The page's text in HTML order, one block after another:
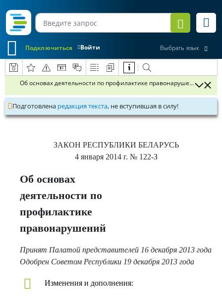
Войти
Подключиться Выбрать язык
Об основах деятельности по профилактике правонарушений
Подготовлена редакция текста, не вступившая в силу!
ЗАКОН РЕСПУБЛИКИ БЕЛАРУСЬ
4 января 2014 г. № 122-З
Об основах
деятельности по
профилактике
правонарушений
Принят Палатой представителей 16 декабря 2013 года
Одобрен Советом Республики 19 декабря 2013 года
Изменения и дополнения: